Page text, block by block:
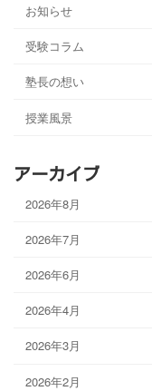
お知らせ
受験コラム
塾長の想い
授業風景
アーカイブ
2026年8月
2026年7月
2026年6月
2026年4月
2026年3月
2026年2月